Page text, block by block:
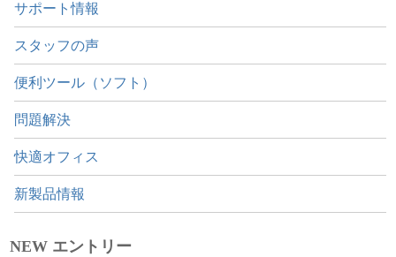
サポート情報
スタッフの声
便利ツール（ソフト）
問題解決
快適オフィス
新製品情報
NEW エントリー